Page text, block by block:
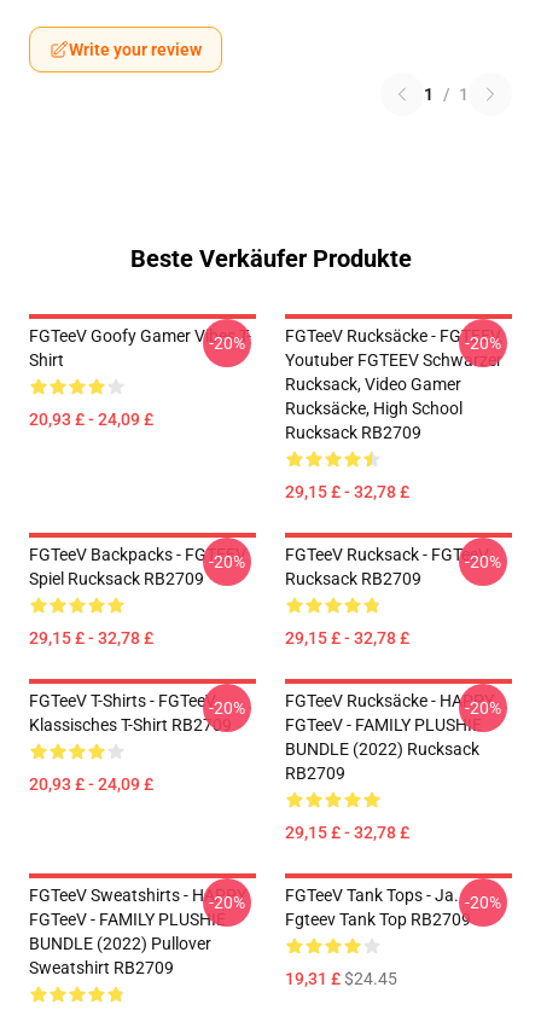
Write your review
1 / 1
Beste Verkäufer Produkte
FGTeeV Goofy Gamer Vibes T-
Shirt
20,93 £ - 24,09 £
-20%
FGTeeV Rucksäcke - FGTEEV.
Youtuber FGTEEV Schwarzer
Rucksack, Video Gamer
Rucksäcke, High School
Rucksack RB2709
29,15 £ - 32,78 £
-20%
FGTeeV Backpacks - FGTEEV
Spiel Rucksack RB2709
29,15 £ - 32,78 £
-20%
FGTeeV Rucksack - FGTeeV
Rucksack RB2709
29,15 £ - 32,78 £
-20%
FGTeeV T-Shirts - FGTeeV
Klassisches T-Shirt RB2709
20,93 £ - 24,09 £
-20%
FGTeeV Rucksäcke - HAPPY
FGTeeV - FAMILY PLUSHIE
BUNDLE (2022) Rucksack
RB2709
29,15 £ - 32,78 £
-20%
FGTeeV Sweatshirts - HAPPY
FGTeeV - FAMILY PLUSHIE
BUNDLE (2022) Pullover
Sweatshirt RB2709
-20%
FGTeeV Tank Tops - Ja.
Fgteev Tank Top RB2709
19,31 £$24.45
-20%